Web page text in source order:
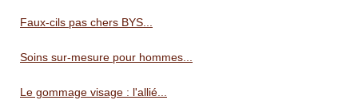
Faux-cils pas chers BYS...
Soins sur-mesure pour hommes...
Le gommage visage : l'allié...